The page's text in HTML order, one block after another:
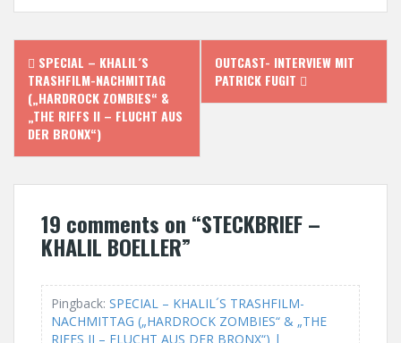
P
s
t
SPECIAL – KHALIL´S
TRASHFILM-NACHMITTAG
(„HARDROCK ZOMBIES“ &
„THE RIFFS II – FLUCHT AUS
DER BRONX“)
OUTCAST- INTERVIEW MIT
PATRICK FUGIT
19 comments on “STECKBRIEF –
KHALIL BOELLER”
Pingback: SPECIAL – KHALIL´S TRASHFILM-
NACHMITTAG („HARDROCK ZOMBIES“ & „THE
RIFFS II – FLUCHT AUS DER BRONX“) |